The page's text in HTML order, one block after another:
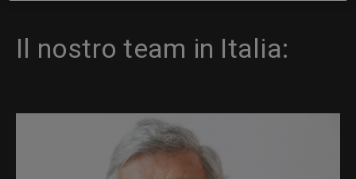
Il nostro team in Italia: